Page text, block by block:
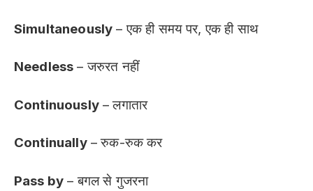
Simultaneously – एक ही समय पर, एक ही साथ
Needless – जरुरत नहीं
Continuously– लगातार
Continually– रुक-रुक कर
Pass by – बगल से गुजरना